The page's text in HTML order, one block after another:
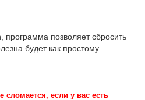
позволяет сбросить
будет как простому
сломается, если у вас есть